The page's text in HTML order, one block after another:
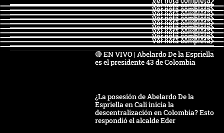
Ver nota completa
Ver nota completa
Ver nota completa
Ver nota completa
Ver nota completa
Ver nota completa
Ver nota completa
Ver nota completa
Ver nota completa
🔴 EN VIVO | Abelardo De la Espriella
es el presidente 43 de Colombia
¿La posesión de Abelardo De la
Espriella en Cali inicia la
descentralización en Colombia? Esto
respondió el alcalde Eder